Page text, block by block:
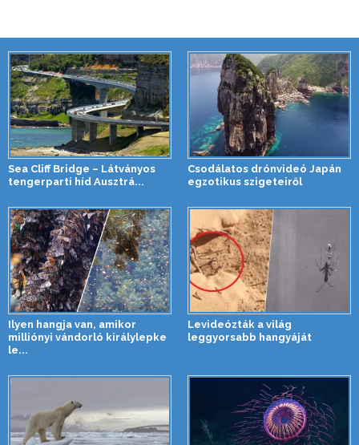
Sea Cliff Bridge – Látványos
tengerparti híd Ausztrá...
Csodálatos drónvideó Japán
egzotikus szigeteiről
Ilyen hangja van, amikor
milliónyi vándorló királylepke
le...
Levideózták a világ
leggyorsabb hangyáját